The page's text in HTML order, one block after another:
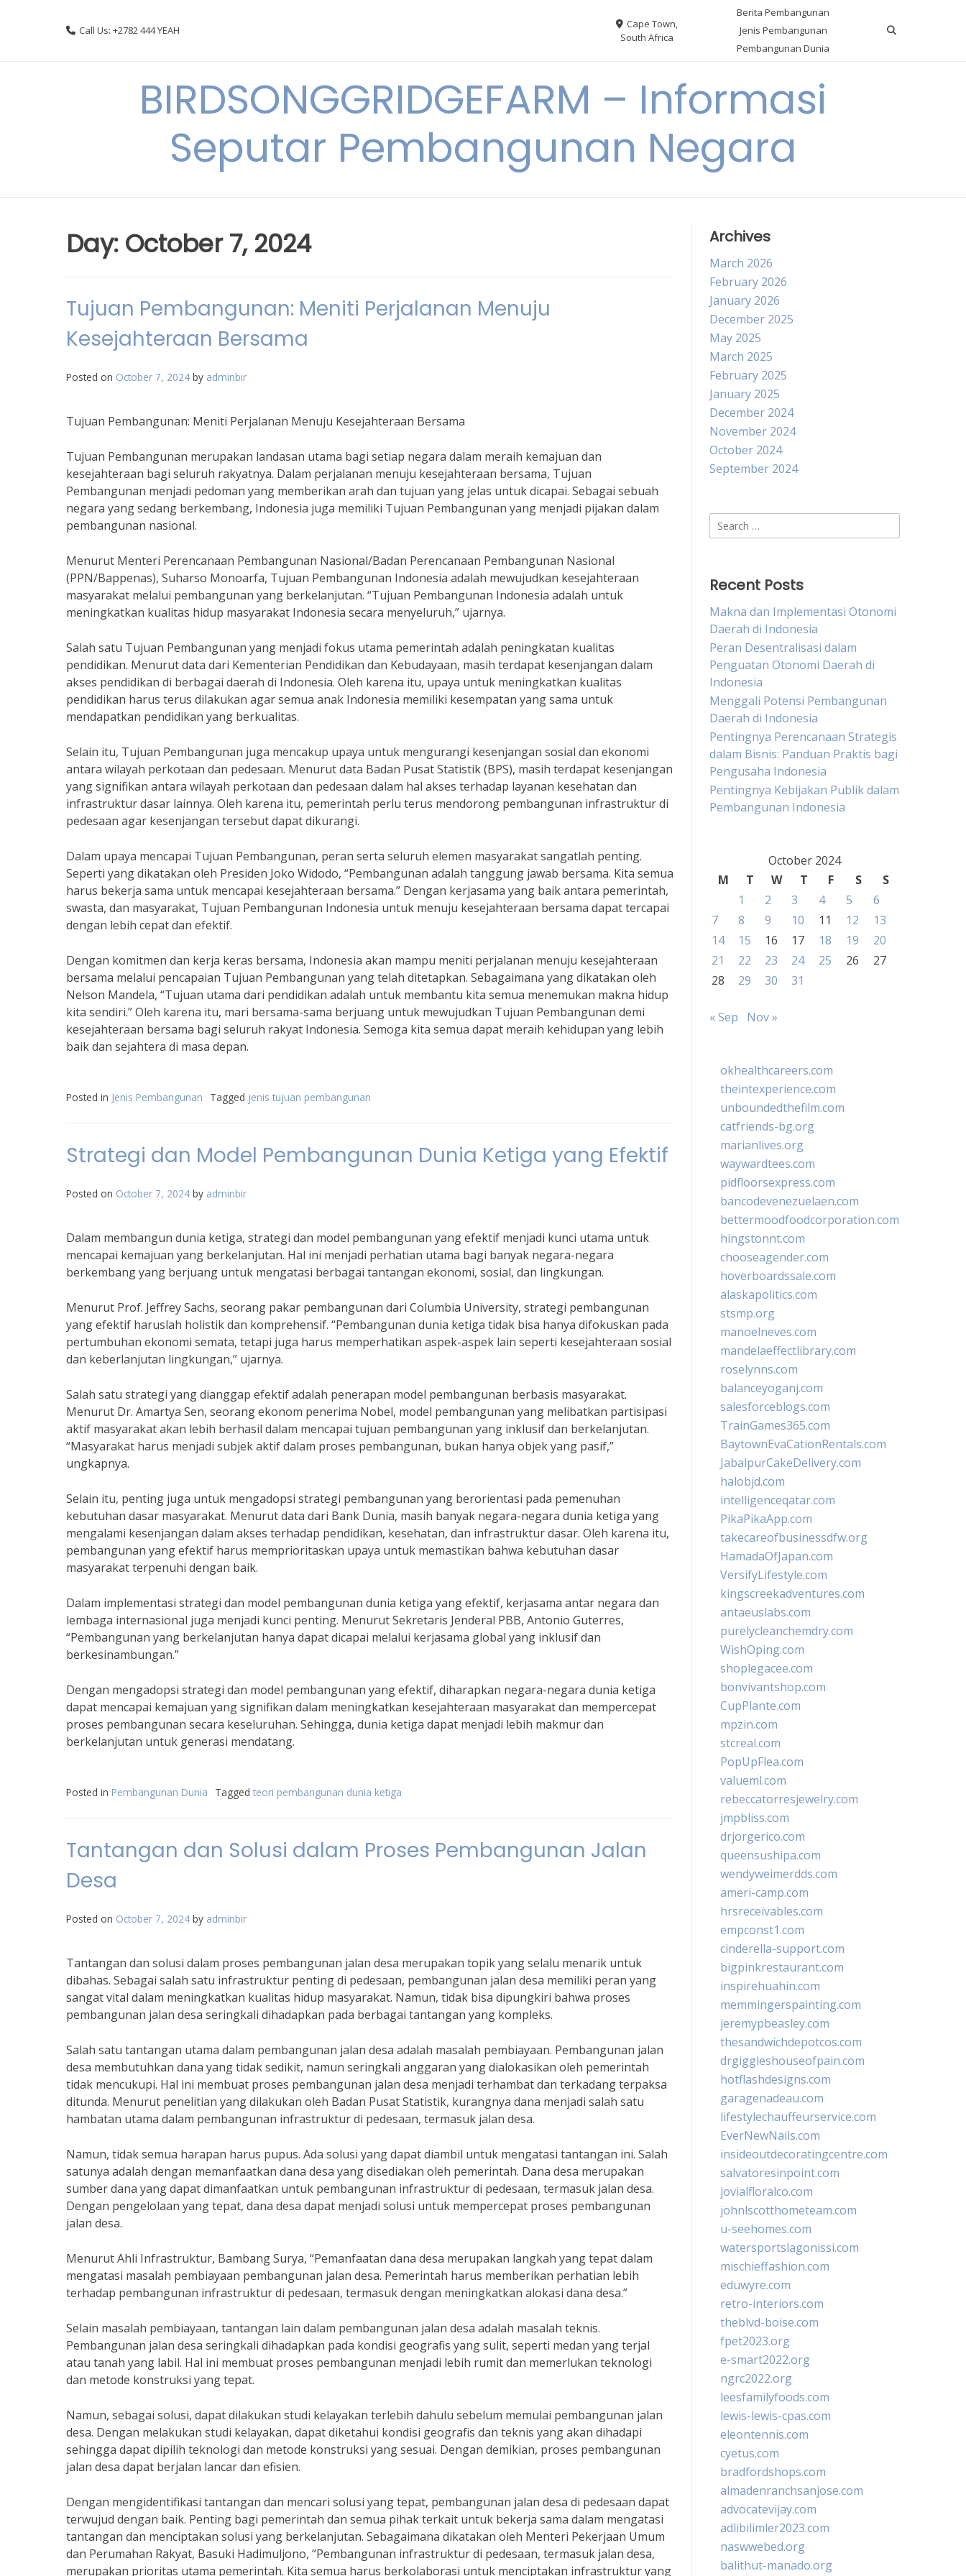
Call Us: +2782 444 YEAH
Cape Town,
South Africa
Berita Pembangunan
Jenis Pembangunan
Pembangunan Dunia
BIRDSONGGRIDGEFARM – Informasi
Seputar Pembangunan Negara
Day: October 7, 2024
Tujuan Pembangunan: Meniti Perjalanan Menuju
Kesejahteraan Bersama
Posted on October 7, 2024 by adminbir
Tujuan Pembangunan: Meniti Perjalanan Menuju Kesejahteraan Bersama
Tujuan Pembangunan merupakan landasan utama bagi setiap negara dalam meraih kemajuan dan
kesejahteraan bagi seluruh rakyatnya. Dalam perjalanan menuju kesejahteraan bersama, Tujuan
Pembangunan menjadi pedoman yang memberikan arah dan tujuan yang jelas untuk dicapai. Sebagai sebuah
negara yang sedang berkembang, Indonesia juga memiliki Tujuan Pembangunan yang menjadi pijakan dalam
pembangunan nasional.
Menurut Menteri Perencanaan Pembangunan Nasional/Badan Perencanaan Pembangunan Nasional
(PPN/Bappenas), Suharso Monoarfa, Tujuan Pembangunan Indonesia adalah mewujudkan kesejahteraan
masyarakat melalui pembangunan yang berkelanjutan. “Tujuan Pembangunan Indonesia adalah untuk
meningkatkan kualitas hidup masyarakat Indonesia secara menyeluruh,” ujarnya.
Salah satu Tujuan Pembangunan yang menjadi fokus utama pemerintah adalah peningkatan kualitas
pendidikan. Menurut data dari Kementerian Pendidikan dan Kebudayaan, masih terdapat kesenjangan dalam
akses pendidikan di berbagai daerah di Indonesia. Oleh karena itu, upaya untuk meningkatkan kualitas
pendidikan harus terus dilakukan agar semua anak Indonesia memiliki kesempatan yang sama untuk
mendapatkan pendidikan yang berkualitas.
Selain itu, Tujuan Pembangunan juga mencakup upaya untuk mengurangi kesenjangan sosial dan ekonomi
antara wilayah perkotaan dan pedesaan. Menurut data Badan Pusat Statistik (BPS), masih terdapat kesenjangan
yang signifikan antara wilayah perkotaan dan pedesaan dalam hal akses terhadap layanan kesehatan dan
infrastruktur dasar lainnya. Oleh karena itu, pemerintah perlu terus mendorong pembangunan infrastruktur di
pedesaan agar kesenjangan tersebut dapat dikurangi.
Dalam upaya mencapai Tujuan Pembangunan, peran serta seluruh elemen masyarakat sangatlah penting.
Seperti yang dikatakan oleh Presiden Joko Widodo, “Pembangunan adalah tanggung jawab bersama. Kita semua
harus bekerja sama untuk mencapai kesejahteraan bersama.” Dengan kerjasama yang baik antara pemerintah,
swasta, dan masyarakat, Tujuan Pembangunan Indonesia untuk menuju kesejahteraan bersama dapat tercapai
dengan lebih cepat dan efektif.
Dengan komitmen dan kerja keras bersama, Indonesia akan mampu meniti perjalanan menuju kesejahteraan
bersama melalui pencapaian Tujuan Pembangunan yang telah ditetapkan. Sebagaimana yang dikatakan oleh
Nelson Mandela, “Tujuan utama dari pendidikan adalah untuk membantu kita semua menemukan makna hidup
kita sendiri.” Oleh karena itu, mari bersama-sama berjuang untuk mewujudkan Tujuan Pembangunan demi
kesejahteraan bersama bagi seluruh rakyat Indonesia. Semoga kita semua dapat meraih kehidupan yang lebih
baik dan sejahtera di masa depan.
Posted in Jenis Pembangunan Tagged jenis tujuan pembangunan
Strategi dan Model Pembangunan Dunia Ketiga yang Efektif
Posted on October 7, 2024 by adminbir
Dalam membangun dunia ketiga, strategi dan model pembangunan yang efektif menjadi kunci utama untuk
mencapai kemajuan yang berkelanjutan. Hal ini menjadi perhatian utama bagi banyak negara-negara
berkembang yang berjuang untuk mengatasi berbagai tantangan ekonomi, sosial, dan lingkungan.
Menurut Prof. Jeffrey Sachs, seorang pakar pembangunan dari Columbia University, strategi pembangunan
yang efektif haruslah holistik dan komprehensif. “Pembangunan dunia ketiga tidak bisa hanya difokuskan pada
pertumbuhan ekonomi semata, tetapi juga harus memperhatikan aspek-aspek lain seperti kesejahteraan sosial
dan keberlanjutan lingkungan,” ujarnya.
Salah satu strategi yang dianggap efektif adalah penerapan model pembangunan berbasis masyarakat.
Menurut Dr. Amartya Sen, seorang ekonom penerima Nobel, model pembangunan yang melibatkan partisipasi
aktif masyarakat akan lebih berhasil dalam mencapai tujuan pembangunan yang inklusif dan berkelanjutan.
“Masyarakat harus menjadi subjek aktif dalam proses pembangunan, bukan hanya objek yang pasif,”
ungkapnya.
Selain itu, penting juga untuk mengadopsi strategi pembangunan yang berorientasi pada pemenuhan
kebutuhan dasar masyarakat. Menurut data dari Bank Dunia, masih banyak negara-negara dunia ketiga yang
mengalami kesenjangan dalam akses terhadap pendidikan, kesehatan, dan infrastruktur dasar. Oleh karena itu,
pembangunan yang efektif harus memprioritaskan upaya untuk memastikan bahwa kebutuhan dasar
masyarakat terpenuhi dengan baik.
Dalam implementasi strategi dan model pembangunan dunia ketiga yang efektif, kerjasama antar negara dan
lembaga internasional juga menjadi kunci penting. Menurut Sekretaris Jenderal PBB, Antonio Guterres,
“Pembangunan yang berkelanjutan hanya dapat dicapai melalui kerjasama global yang inklusif dan
berkesinambungan.”
Dengan mengadopsi strategi dan model pembangunan yang efektif, diharapkan negara-negara dunia ketiga
dapat mencapai kemajuan yang signifikan dalam meningkatkan kesejahteraan masyarakat dan mempercepat
proses pembangunan secara keseluruhan. Sehingga, dunia ketiga dapat menjadi lebih makmur dan
berkelanjutan untuk generasi mendatang.
Posted in Pembangunan Dunia Tagged teori pembangunan dunia ketiga
Tantangan dan Solusi dalam Proses Pembangunan Jalan
Desa
Posted on October 7, 2024 by adminbir
Tantangan dan solusi dalam proses pembangunan jalan desa merupakan topik yang selalu menarik untuk
dibahas. Sebagai salah satu infrastruktur penting di pedesaan, pembangunan jalan desa memiliki peran yang
sangat vital dalam meningkatkan kualitas hidup masyarakat. Namun, tidak bisa dipungkiri bahwa proses
pembangunan jalan desa seringkali dihadapkan pada berbagai tantangan yang kompleks.
Salah satu tantangan utama dalam pembangunan jalan desa adalah masalah pembiayaan. Pembangunan jalan
desa membutuhkan dana yang tidak sedikit, namun seringkali anggaran yang dialokasikan oleh pemerintah
tidak mencukupi. Hal ini membuat proses pembangunan jalan desa menjadi terhambat dan terkadang terpaksa
ditunda. Menurut penelitian yang dilakukan oleh Badan Pusat Statistik, kurangnya dana menjadi salah satu
hambatan utama dalam pembangunan infrastruktur di pedesaan, termasuk jalan desa.
Namun, tidak semua harapan harus pupus. Ada solusi yang dapat diambil untuk mengatasi tantangan ini. Salah
satunya adalah dengan memanfaatkan dana desa yang disediakan oleh pemerintah. Dana desa merupakan
sumber dana yang dapat dimanfaatkan untuk pembangunan infrastruktur di pedesaan, termasuk jalan desa.
Dengan pengelolaan yang tepat, dana desa dapat menjadi solusi untuk mempercepat proses pembangunan
jalan desa.
Menurut Ahli Infrastruktur, Bambang Surya, “Pemanfaatan dana desa merupakan langkah yang tepat dalam
mengatasi masalah pembiayaan pembangunan jalan desa. Pemerintah harus memberikan perhatian lebih
terhadap pembangunan infrastruktur di pedesaan, termasuk dengan meningkatkan alokasi dana desa.”
Selain masalah pembiayaan, tantangan lain dalam pembangunan jalan desa adalah masalah teknis.
Pembangunan jalan desa seringkali dihadapkan pada kondisi geografis yang sulit, seperti medan yang terjal
atau tanah yang labil. Hal ini membuat proses pembangunan menjadi lebih rumit dan memerlukan teknologi
dan metode konstruksi yang tepat.
Namun, sebagai solusi, dapat dilakukan studi kelayakan terlebih dahulu sebelum memulai pembangunan jalan
desa. Dengan melakukan studi kelayakan, dapat diketahui kondisi geografis dan teknis yang akan dihadapi
sehingga dapat dipilih teknologi dan metode konstruksi yang sesuai. Dengan demikian, proses pembangunan
jalan desa dapat berjalan lancar dan efisien.
Dengan mengidentifikasi tantangan dan mencari solusi yang tepat, pembangunan jalan desa di pedesaan dapat
terwujud dengan baik. Penting bagi pemerintah dan semua pihak terkait untuk bekerja sama dalam mengatasi
tantangan dan menciptakan solusi yang berkelanjutan. Sebagaimana dikatakan oleh Menteri Pekerjaan Umum
dan Perumahan Rakyat, Basuki Hadimuljono, “Pembangunan infrastruktur di pedesaan, termasuk jalan desa,
merupakan prioritas utama pemerintah. Kita semua harus berkolaborasi untuk menciptakan infrastruktur yang
Archives
March 2026
February 2026
January 2026
December 2025
May 2025
March 2025
February 2025
January 2025
December 2024
November 2024
October 2024
September 2024
Search
for:
Recent Posts
Makna dan Implementasi Otonomi
Daerah di Indonesia
Peran Desentralisasi dalam
Penguatan Otonomi Daerah di
Indonesia
Menggali Potensi Pembangunan
Daerah di Indonesia
Pentingnya Perencanaan Strategis
dalam Bisnis: Panduan Praktis bagi
Pengusaha Indonesia
Pentingnya Kebijakan Publik dalam
Pembangunan Indonesia
October 2024
M
T W T F S
S
1
2 3 4 5
6
7
8 9 10 11 12
13
14
15 16 17 18 19
20
21
22 23 24 25 26
27
28
29 30 31
« Sep Nov »
okhealthcareers.com
theintexperience.com
unboundedthefilm.com
catfriends-bg.org
marianlives.org
waywardtees.com
pidfloorsexpress.com
bancodevenezuelaen.com
bettermoodfoodcorporation.com
hingstonnt.com
chooseagender.com
hoverboardssale.com
alaskapolitics.com
stsmp.org
manoelneves.com
mandelaeffectlibrary.com
roselynns.com
balanceyoganj.com
salesforceblogs.com
TrainGames365.com
BaytownEvaCationRentals.com
JabalpurCakeDelivery.com
halobjd.com
intelligenceqatar.com
PikaPikaApp.com
takecareofbusinessdfw.org
HamadaOfJapan.com
VersifyLifestyle.com
kingscreekadventures.com
antaeuslabs.com
purelycleanchemdry.com
WishOping.com
shoplegacee.com
bonvivantshop.com
CupPlante.com
mpzin.com
stcreal.com
PopUpFlea.com
valueml.com
rebeccatorresjewelry.com
jmpbliss.com
drjorgerico.com
queensushipa.com
wendyweimerdds.com
ameri-camp.com
hrsreceivables.com
empconst1.com
cinderella-support.com
bigpinkrestaurant.com
inspirehuahin.com
memmingerspainting.com
jeremypbeasley.com
thesandwichdepotcos.com
drgiggleshouseofpain.com
hotflashdesigns.com
garagenadeau.com
lifestylechauffeurservice.com
EverNewNails.com
insideoutdecoratingcentre.com
salvatoresinpoint.com
jovialfloralco.com
johnlscotthometeam.com
u-seehomes.com
watersportslagonissi.com
mischieffashion.com
eduwyre.com
retro-interiors.com
theblvd-boise.com
fpet2023.org
e-smart2022.org
ngrc2022.org
leesfamilyfoods.com
lewis-lewis-cpas.com
eleontennis.com
cyetus.com
bradfordshops.com
almadenranchsanjose.com
advocatevijay.com
adlibilimler2023.com
naswwebed.org
balithut-manado.org